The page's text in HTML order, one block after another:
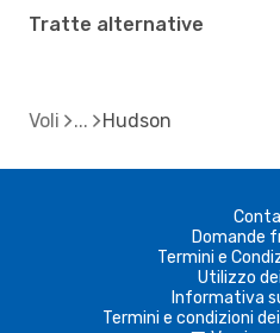
Tratte alternative
Voli Hudson
Domande
Termini e
Utilizzo
Informativa
Termini e condizioni